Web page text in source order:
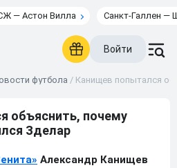
— Астон Вилла Санкт-Галлен —
Войти
футбола / Канищев попытался
объяснить, почему
Зделар
Александр Канищев